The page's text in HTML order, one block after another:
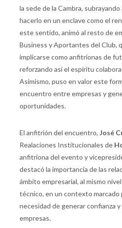
la sede de la Cambra,
hacerlo en un enclave como el
este sentido, animó al resto de
Business y Aportantes del Club,
implicarse como anfitrionas de
reforzando así el espíritu
Asimismo, puso en valor este
encuentro entre empresas y
oportunidades.
El anfitrión del encuentro, José
Realaciones Institucionales de
anfitriona del evento y
destacó la importancia de las
ámbito empresarial, al mismo
técnico, en un contexto marcado
necesidad de generar confianza
empresas.